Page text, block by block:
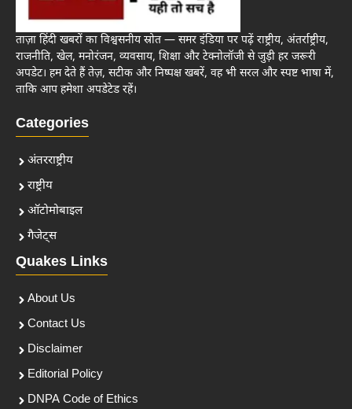
ताज़ा हिंदी खबरों का विश्वसनीय स्रोत — समर इंडिया पर पढ़ें राष्ट्रीय, अंतर्राष्ट्रीय,
राजनीति, खेल, मनोरंजन, व्यवसाय, शिक्षा और टेक्नोलॉजी से जुड़ी हर जरूरी
अपडेट। हम देते हैं तेज़, सटीक और निष्पक्ष खबरें, वह भी सरल और स्पष्ट भाषा में,
ताकि आप हमेशा अपडेटेड रहें।
Categories
अंतरराष्ट्रीय
राष्ट्रीय
ऑटोमोबाइल
गैजेट्स
Quakes Links
About Us
Contact Us
Disclaimer
Editorial Policy
DNPA Code of Ethics